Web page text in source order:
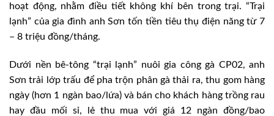
hoạt động, nhằm điều tiết không khí bên trong trại. “Trại
lạnh” của gia đình anh Sơn tốn tiền tiêu thụ điện năng từ 7
– 8 triệu đồng/tháng.
Dưới nền bê-tông “trại lạnh” nuôi gia công gà CP02, anh
Sơn trải lớp trấu để pha trộn phân gà thải ra, thu gom hàng
ngày (hơn 1 ngàn bao/lứa) và bán cho khách hàng trồng rau
hay đầu mối sỉ, lẻ thu mua với giá 12 ngàn đồng/bao